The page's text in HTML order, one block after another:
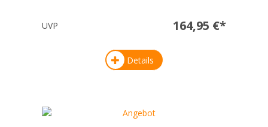
UVP 164,95 €*
Details